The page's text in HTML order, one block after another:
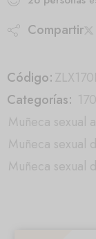
Compartir
Código:
Categorías:
Muñeca sexual
Muñeca sexual
Muñeca sexual